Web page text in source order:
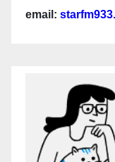
email: